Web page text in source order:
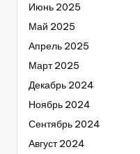
Июнь 2025
Май 2025
Апрель 2025
Март 2025
Декабрь 2024
Ноябрь 2024
Сентябрь 2024
Август 2024